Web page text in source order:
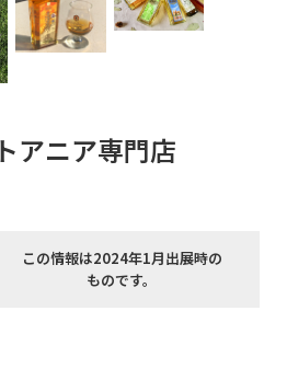
アニア専門店
この情報は2024年1月出展時の
ものです。